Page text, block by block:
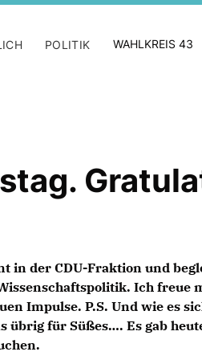
POLITIK WAHLKREIS 43
in der CDU-Fraktion und
Ich freue
Impulse. P.S. Und wie es
übrig für Süßes…. Es gab